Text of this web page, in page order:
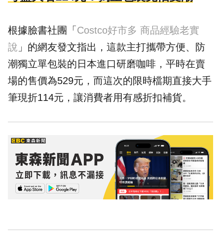
根據臉書社團「 Costco好市多 商品經驗老實
說 」的網友發文指出，這款主打攜帶方便、防
潮獨立單包裝的日本進口研磨咖啡，平時在賣
場的售價為529元，而這次的限時檔期直接大手
筆現折114元，讓消費者用有感折扣補貨。